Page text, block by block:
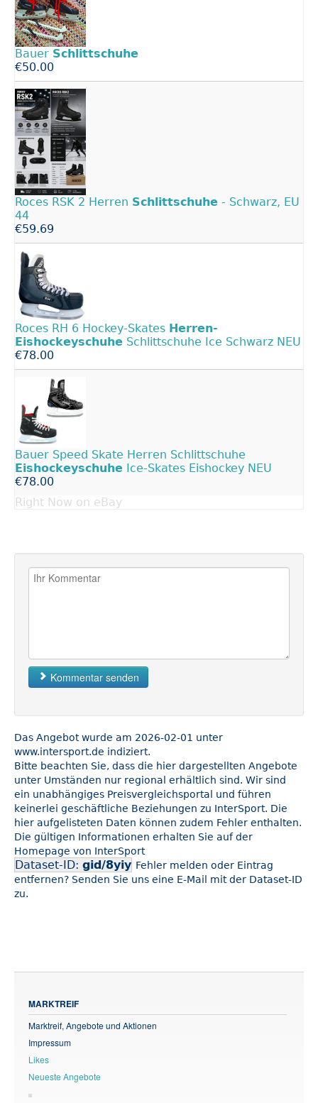
Bauer Schlittschuhe
€50.00
Roces RSK 2 Herren Schlittschuhe - Schwarz, EU
44
€59.69
Roces RH 6 Hockey-Skates Herren-
Eishockeyschuhe Schlittschuhe Ice Schwarz NEU
€78.00
Bauer Speed Skate Herren Schlittschuhe
Eishockeyschuhe Ice-Skates Eishockey NEU
€78.00
Right Now on eBay
Kommentar senden
Das Angebot wurde am 2026-02-01 unter
www.intersport.de indiziert.
Bitte beachten Sie, dass die hier dargestellten Angebote
unter Umständen nur regional erhältlich sind. Wir sind
ein unabhängiges Preisvergleichsportal und führen
keinerlei geschäftliche Beziehungen zu InterSport. Die
hier aufgelisteten Daten können zudem Fehler enthalten.
Die gültigen Informationen erhalten Sie auf der
Homepage von InterSport
Dataset-ID: gid/8yiy Fehler melden oder Eintrag
entfernen? Senden Sie uns eine E-Mail mit der Dataset-ID
zu.
MARKTREIF
Marktreif, Angebote und Aktionen
Impressum
Likes
Neueste Angebote